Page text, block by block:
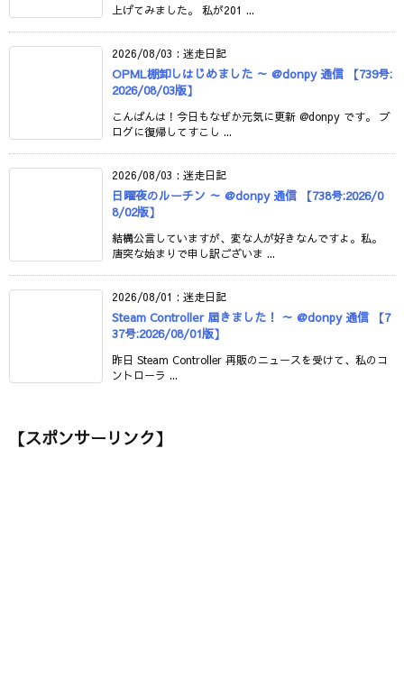
上げてみました。 私が201 ...
2026/08/03 : 迷走日記
OPML棚卸しはじめました ～ @donpy 通信 【739号:
2026/08/03版】
こんばんは！今日もなぜか元気に更新 @donpy です。 ブ
ログに復帰してすこし ...
2026/08/03 : 迷走日記
日曜夜のルーチン ～ @donpy 通信 【738号:2026/0
8/02版】
結構公言していますが、変な人が好きなんですよ。私。
唐突な始まりで申し訳ございま ...
2026/08/01 : 迷走日記
Steam Controller 届きました！ ～ @donpy 通信 【7
37号:2026/08/01版】
昨日 Steam Controller 再販のニュースを受けて、私のコ
ントローラ ...
【スポンサーリンク】